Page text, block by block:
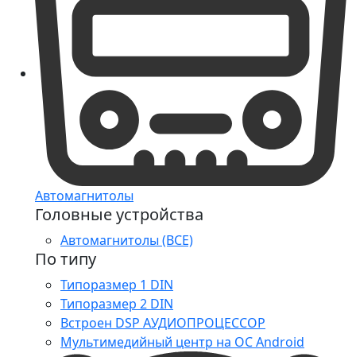
Автомагнитолы
Головные устройства
Автомагнитолы (ВСЕ)
По типу
Типоразмер 1 DIN
Типоразмер 2 DIN
Встроен DSP АУДИОПРОЦЕССОР
Мультимедийный центр на ОС Android